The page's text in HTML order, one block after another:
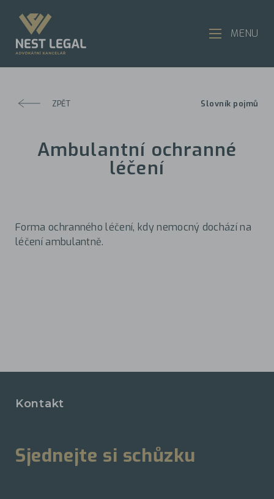
ZPĚT Slovník pojmů
Ambulantní ochranné
léčení
Forma ochranného léčení, kdy nemocný dochází na
léčení ambulantně.
Kontakt
Sjednejte si schůzku
MENU